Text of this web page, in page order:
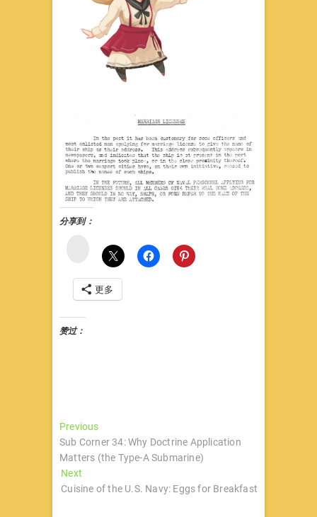
分享到：
更多
赞过：
文
章
导
航
PreviousPrevious
post:
Sub Corner 34: Why Doctrine Application
Matters (the Type-A Submarine)
Next
post:
Cuisine of the U.S. Navy: Eggs for Breakfast